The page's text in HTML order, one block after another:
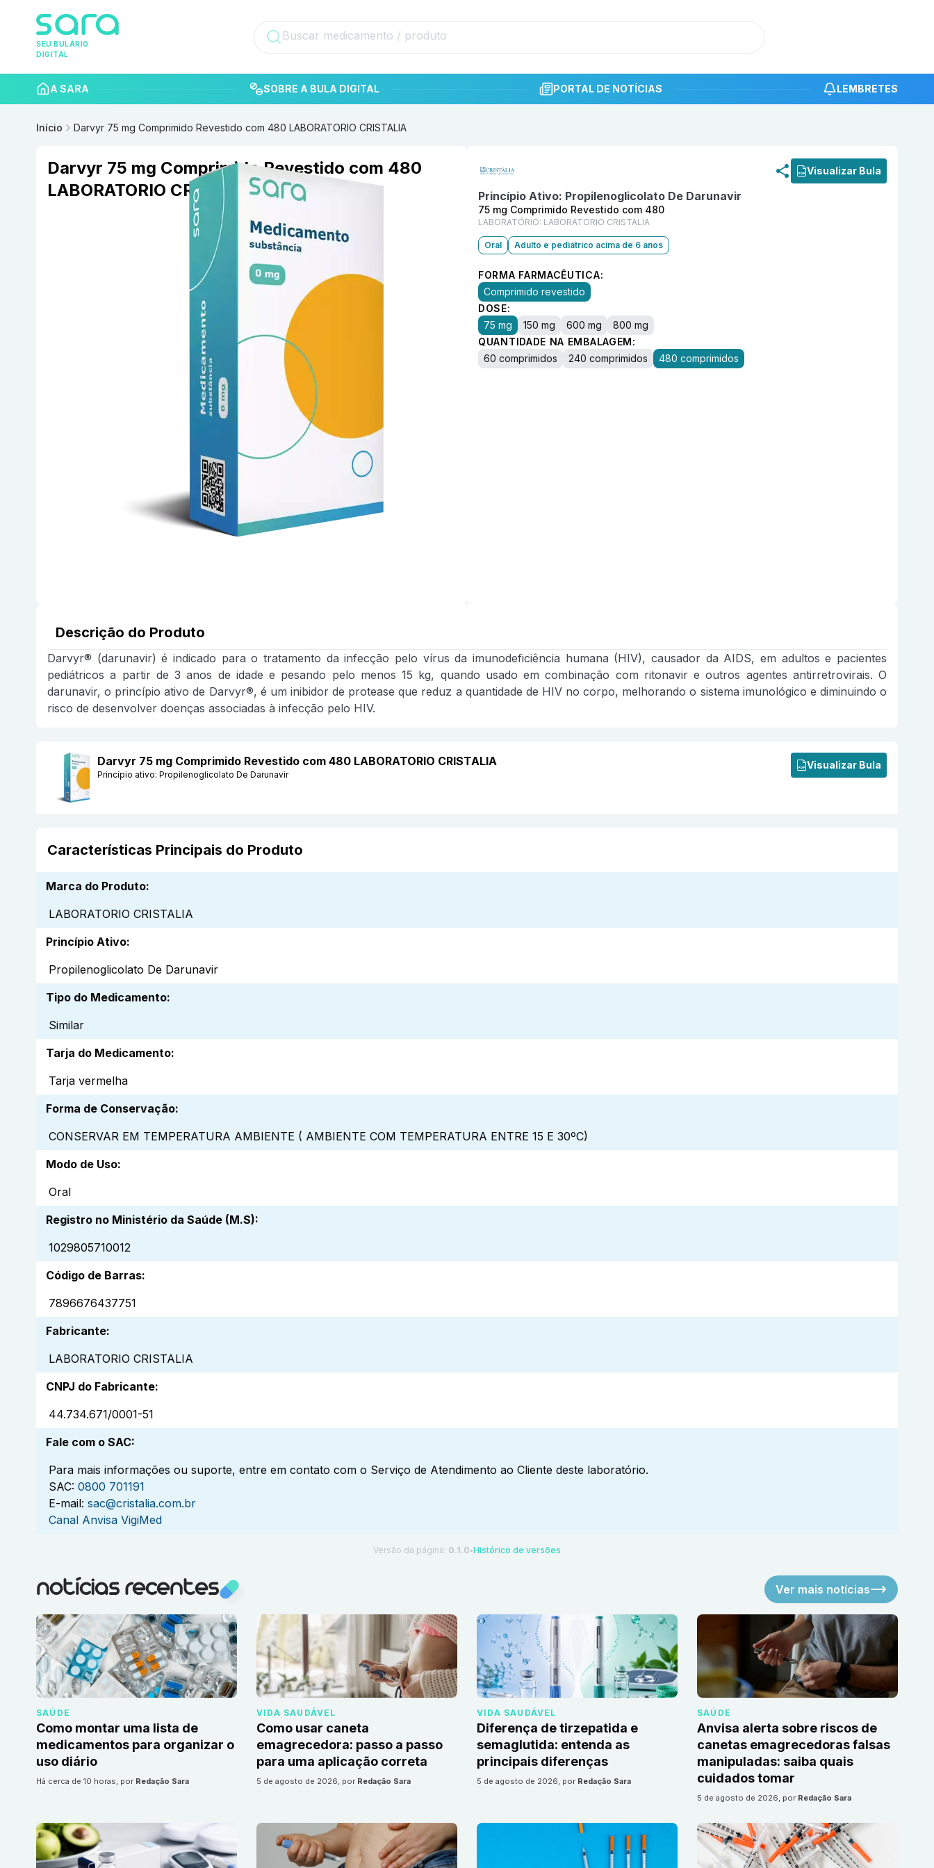
SEU BULÁRIO
DIGITAL
A SARA SOBRE A BULA DIGITAL PORTAL DE NOTÍCIAS LEMBRETES
Início Darvyr 75 mg Comprimido Revestido com 480 LABORATORIO CRISTALIA
Darvyr 75 mg Comprimido Revestido com 480
LABORATORIO CRISTALIA
Visualizar Bula
Princípio Ativo: Propilenoglicolato De Darunavir
75 mg Comprimido Revestido com 480
LABORATÓRIO: LABORATORIO CRISTALIA
Oral Adulto e pediátrico acima de 6 anos
FORMA FARMACÊUTICA:
Comprimido revestido
DOSE:
75 mg
150 mg 600 mg
800 mg
QUANTIDADE NA EMBALAGEM:
60 comprimidos
240 comprimidos 480 comprimidos
Descrição do Produto
Darvyr® (darunavir) é indicado para o tratamento da infecção pelo vírus da imunodeficiência humana (HIV), causador da AIDS, em adultos e pacientes
pediátricos a partir de 3 anos de idade e pesando pelo menos 15 kg, quando usado em combinação com ritonavir e outros agentes antirretrovirais. O
darunavir, o princípio ativo de Darvyr®, é um inibidor de protease que reduz a quantidade de HIV no corpo, melhorando o sistema imunológico e diminuindo o
risco de desenvolver doenças associadas à infecção pelo HIV.
Darvyr 75 mg Comprimido Revestido com 480 LABORATORIO CRISTALIA
Princípio ativo: Propilenoglicolato De Darunavir
Visualizar Bula
Características Principais do Produto
Marca do Produto:
LABORATORIO CRISTALIA
Princípio Ativo:
Propilenoglicolato De Darunavir
Tipo do Medicamento:
Similar
Tarja do Medicamento:
Tarja vermelha
Forma de Conservação:
CONSERVAR EM TEMPERATURA AMBIENTE ( AMBIENTE COM TEMPERATURA ENTRE 15 E 30ºC)
Modo de Uso:
Oral
Registro no Ministério da Saúde (M.S):
1029805710012
Código de Barras:
7896676437751
Fabricante:
LABORATORIO CRISTALIA
CNPJ do Fabricante:
44.734.671/0001-51
Fale com o SAC:
Para mais informações ou suporte, entre em contato com o Serviço de Atendimento ao Cliente deste laboratório.
SAC: 0800 701191
E-mail: sac@cristalia.com.br
Canal Anvisa VigiMed
Versão da página: 0.1.0 ●Histórico de versões
notícias recentes Ver mais notícias
SAÚDE
Como montar uma lista de
medicamentos para organizar o
uso diário
há cerca de 10 horas, por Redação Sara
VIDA SAUDÁVEL
Como usar caneta
emagrecedora: passo a passo
para uma aplicação correta
5 de agosto de 2026, por Redação Sara
VIDA SAUDÁVEL
Diferença de tirzepatida e
semaglutida: entenda as
principais diferenças
5 de agosto de 2026, por Redação Sara
SAÚDE
Anvisa alerta sobre riscos de
canetas emagrecedoras falsas
manipuladas: saiba quais
cuidados tomar
5 de agosto de 2026, por Redação Sara